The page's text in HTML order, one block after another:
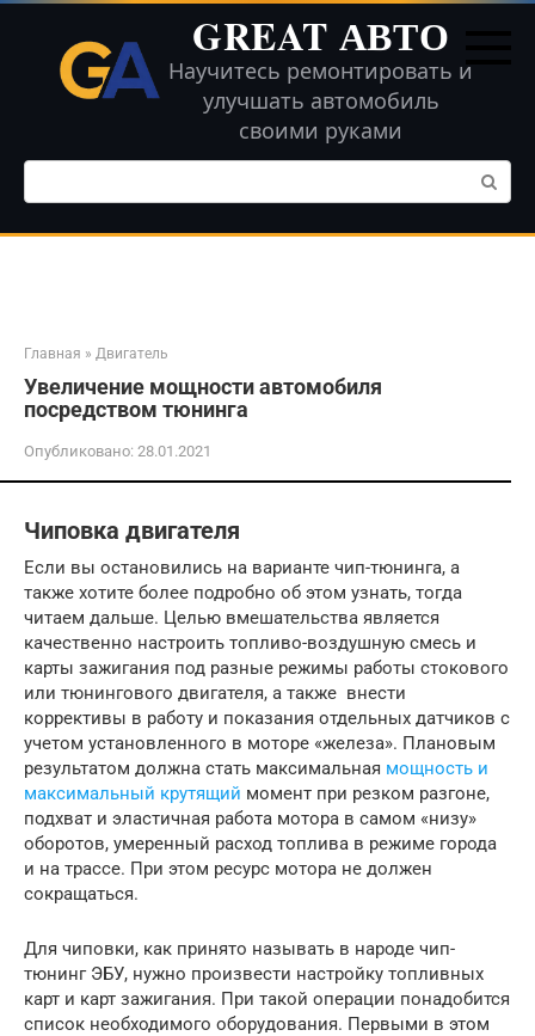
Перейти
контенту
GREAT АВТО
Научитесь ремонтировать и
улучшать автомобиль
своими руками
Поиск:
Главная » Двигатель
Увеличение мощности автомобиля
посредством тюнинга
Опубликовано: 28.01.2021
Чиповка двигателя
Если вы остановились на варианте чип-тюнинга, а
также хотите более подробно об этом узнать, тогда
читаем дальше. Целью вмешательства является
качественно настроить топливо-воздушную смесь и
карты зажигания под разные режимы работы стокового
или тюнингового двигателя, а также внести
коррективы в работу и показания отдельных датчиков с
учетом установленного в моторе «железа». Плановым
результатом должна стать максимальная мощность и
максимальный крутящий момент при резком разгоне,
подхват и эластичная работа мотора в самом «низу»
оборотов, умеренный расход топлива в режиме города
и на трассе. При этом ресурс мотора не должен
сокращаться.
Для чиповки, как принято называть в народе чип-
тюнинг ЭБУ, нужно произвести настройку топливных
карт и карт зажигания. При такой операции понадобится
список необходимого оборудования. Первыми в этом